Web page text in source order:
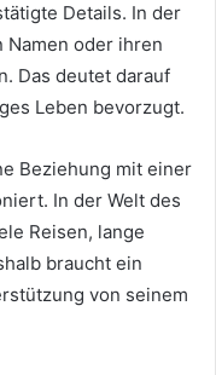
Details. In der
oder ihren
Das deutet darauf
Leben bevorzugt.
Beziehung mit einer
In der Welt des
Reisen, lange
braucht ein
von seinem